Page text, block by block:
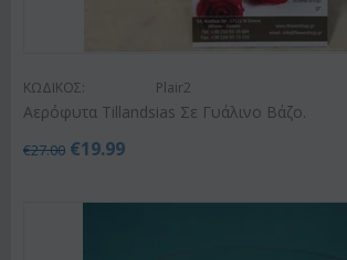
ΚΩΔΙΚΟΣ: Plair2
Αερόφυτα Tillandsias Σε Γυάλινο Βάζο.
€27.00 €19.99